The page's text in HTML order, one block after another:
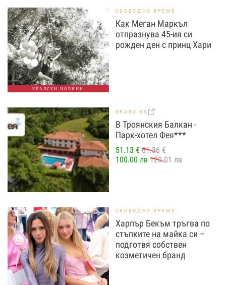
КРАЛСКИ НОВИНИ
СВОБОДНО ВРЕМЕ
Как Меган Маркъл
отпразнува 45-ия си
рожден ден с принц Хари
GRABO.BG
В Троянския Балкан -
Парк-хотел Фея***
51.13 € 61.36 €
100.00 лв 120.01 лв
СВОБОДНО ВРЕМЕ
Харпър Бекъм тръгва по
стъпките на майка си –
подготвя собствен
козметичен бранд